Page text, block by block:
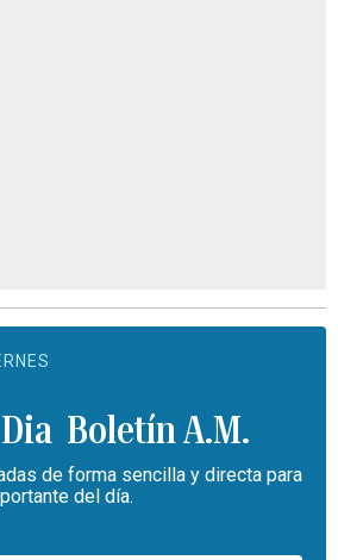
Boletín A.M.
de forma sencilla y directa para
del día.